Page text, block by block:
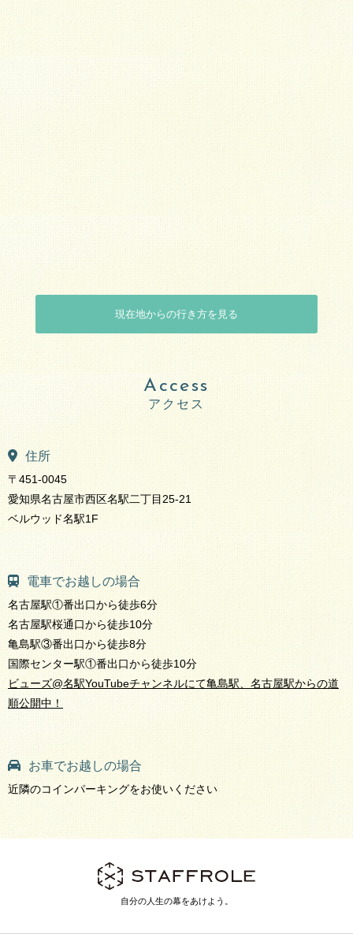
現在地からの行き方を見る
Access
住所
〒451-0045
愛知県名古屋市西区名駅二丁目25-21
ベルウッド名駅1F
電車でお越しの場合
名古屋駅①番出口から徒歩6分
名古屋駅桜通口から徒歩10分
亀島駅③番出口から徒歩8分
国際センター駅①番出口から徒歩10分
ビューズ@名駅YouTubeチャンネルにて亀島駅、名古屋駅からの道
順公開中！
お車でお越しの場合
近隣のコインパーキングをお使いください
自分の人生の幕をあけよう。